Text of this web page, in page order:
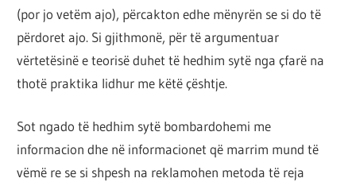
(por jo vetëm ajo), përcakton edhe mënyrën se si do të
përdoret ajo. Si gjithmonë, për të argumentuar
vërtetësinë e teorisë duhet të hedhim sytë nga çfarë na
thotë praktika lidhur me këtë çështje.
Sot ngado të hedhim sytë bombardohemi me
informacion dhe në informacionet që marrim mund të
vëmë re se si shpesh na reklamohen metoda të reja